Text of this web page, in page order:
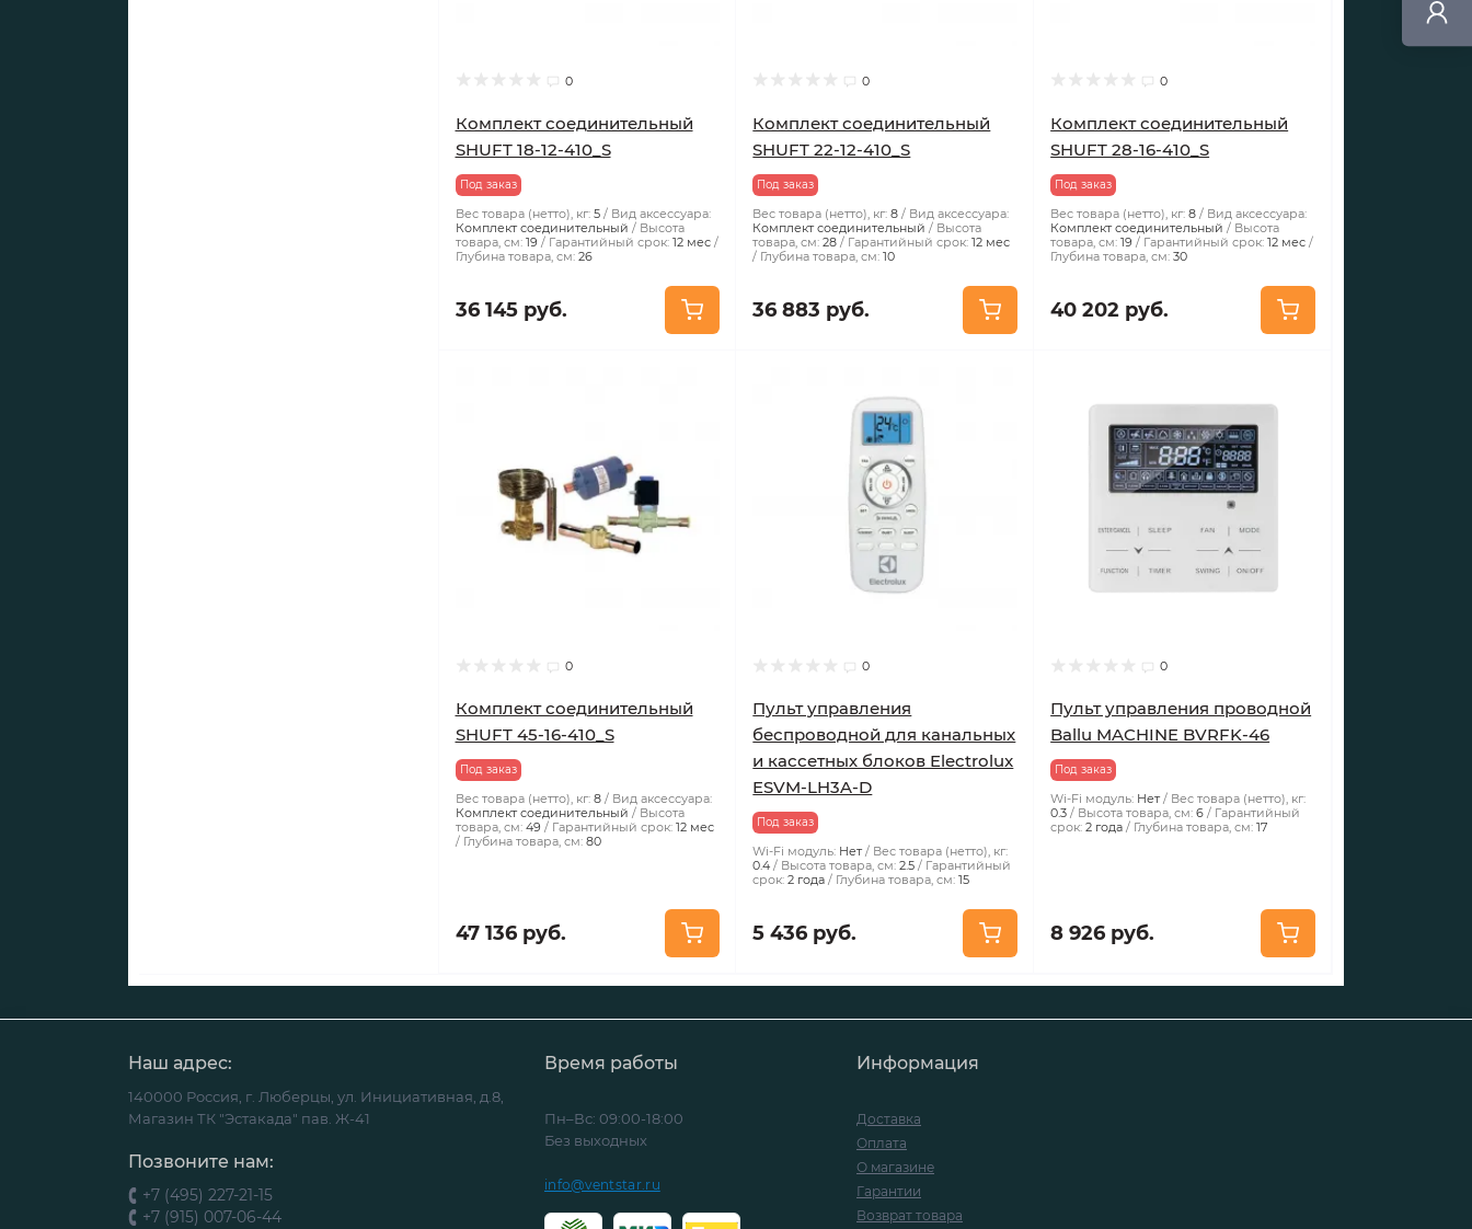
0
Комплект соединительный
SHUFT 18-12-410_S
Под заказ
Вес товара (нетто), кг: 5
Вид аксессуара:
Комплект соединительный
Высота
товара, см: 19 Гарантийный срок: 12 мес
Глубина товара, см: 26
36 145 руб.
0
Комплект соединительный
SHUFT 22-12-410_S
Под заказ
Вес товара (нетто), кг: 8
Вид аксессуара:
Комплект соединительный
Высота
товара, см: 28 Гарантийный срок: 12 мес
Глубина товара, см: 10
36 883 руб.
0
Комплект соединительный
SHUFT 28-16-410_S
Под заказ
Вес товара (нетто), кг: 8
Вид аксессуара:
Комплект соединительный
Высота
товара, см: 19 Гарантийный срок: 12 мес
Глубина товара, см: 30
40 202 руб.
0
Комплект соединительный
SHUFT 45-16-410_S
Под заказ
Вес товара (нетто), кг: 8
Вид аксессуара:
Комплект соединительный
Высота
товара, см: 49 Гарантийный срок: 12 мес
Глубина товара, см: 80
47 136 руб.
0
Пульт управления
беспроводной для канальных
и кассетных блоков Electrolux
ESVM-LH3A-D
Под заказ
Wi-Fi модуль: Нет
Вес товара (нетто), кг:
0.4
Высота товара, см: 2.5
Гарантийный
срок: 2 года Глубина товара, см: 15
5 436 руб.
0
Пульт управления проводной
Ballu MACHINE BVRFK-46
Под заказ
Wi-Fi модуль: Нет
Вес товара (нетто), кг:
0.3
Высота товара, см: 6
Гарантийный
срок: 2 года Глубина товара, см: 17
8 926 руб.
Наш адрес:
140000 Россия, г. Люберцы, ул. Инициативная, д.8,
Магазин ТК "Эстакада" пав. Ж-41
Позвоните нам:
+7 (495) 227-21-15
+7 (915) 007-06-44
Время работы
Пн–Вс: 09:00-18:00
Без выходных
info@ventstar.ru
Информация
Доставка
Оплата
О магазине
Гарантии
Возврат товара